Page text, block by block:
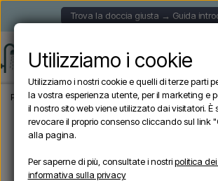
Trova la doccia giusta → Guida
Pagina iniziale Doccia da giardino Docce solari
Utilizziamo i cookie
Utilizziamo i nostri cookie e quelli di terze parti
la vostra esperienza utente, per il marketing e
il nostro sito web viene utilizzato dai visitatori. È
revocare il proprio consenso cliccando sul link
alla pagina.
Per saperne di più, consultate i nostripolitica
informativa sulla privacy